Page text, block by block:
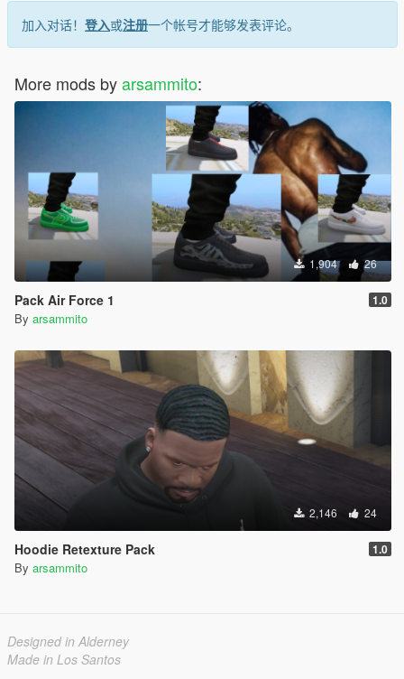
加入对话！ 登入或注册一个帐号才能够发表评论。
More mods byarsammito:
1,904 26
Pack Air Force 1 1.0
By arsammito
2,146 24
Hoodie Retexture Pack 1.0
By arsammito
Designed in Alderney
Made in Los Santos